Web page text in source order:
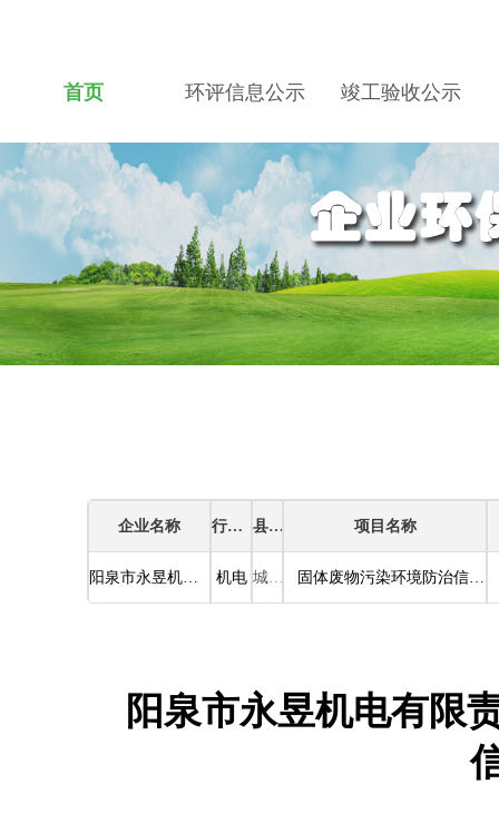
首页 环评信息公示 竣工验收公示
关于我们 招贤纳士
企业名称 行业类别 县区 项目名称
阳泉市永昱机电有限责任公司 机电 城区 固体废物污染环境防治信息公示
阳泉市永昱机电有限